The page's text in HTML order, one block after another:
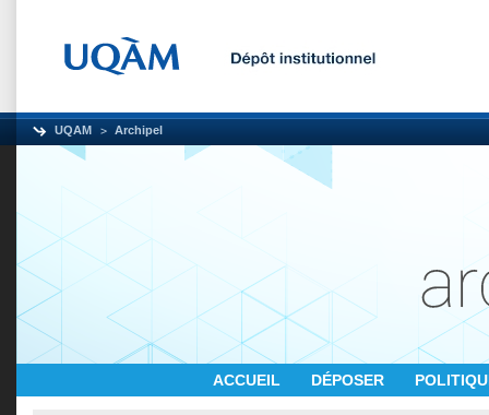
UQAM Archipel
ACCUEIL DÉPOSER